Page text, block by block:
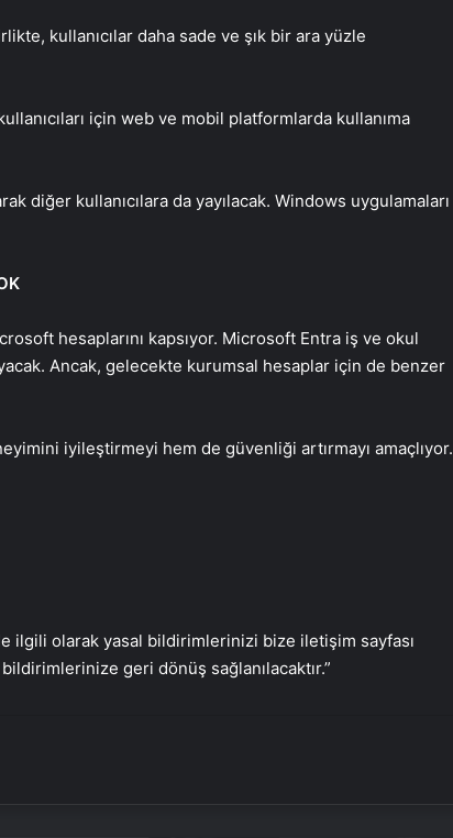
kullanıcılar daha sade ve şık bir ara yüzle
için web ve mobil platformlarda kullanıma
diğer kullanıcılara da yayılacak. Windows uygulamaları
hesaplarını kapsıyor. Microsoft Entra iş ve okul
Ancak, gelecekte kurumsal hesaplar için de benzer
iyileştirmeyi hem de güvenliği artırmayı amaçlıyor.
ilgili olarak yasal bildirimlerinizi bize iletişim sayfası
geri dönüş sağlanılacaktır.”
Adımları!
BM binasının ilginç sistemi: Nehir